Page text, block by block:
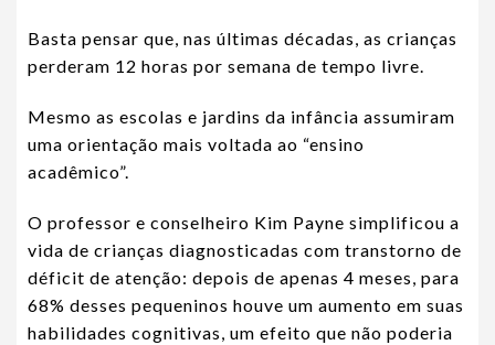
Basta pensar que, nas últimas décadas, as crianças
perderam 12 horas por semana de tempo livre.
Mesmo as escolas e jardins da infância assumiram
uma orientação mais voltada ao “ensino
acadêmico”.
O professor e conselheiro Kim Payne simplificou a
vida de crianças diagnosticadas com transtorno de
déficit de atenção: depois de apenas 4 meses, para
68% desses pequeninos houve um aumento em suas
habilidades cognitivas, um efeito que não poderia